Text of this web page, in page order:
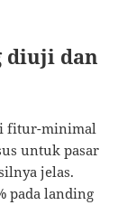
diuji dan
fitur-minimal
untuk pasar
jelas.
pada landing